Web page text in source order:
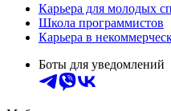
Карьера для молодых
Школа программистов
Карьера в
Боты для уведомлений